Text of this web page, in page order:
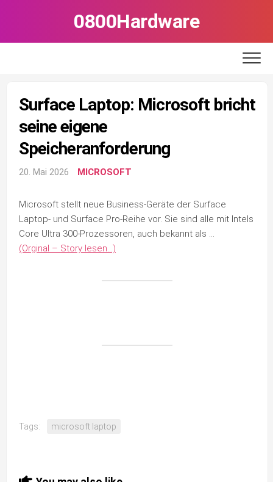
0800Hardware
Surface Laptop: Microsoft bricht
seine eigene
Speicheranforderung
20. Mai 2026 MICROSOFT
Microsoft stellt neue Business-Geräte der Surface
Laptop- und Surface Pro-Reihe vor. Sie sind alle mit Intels
Core Ultra 300-Prozessoren, auch bekannt als …
(Orginal – Story lesen…)
Tags: microsoft laptop